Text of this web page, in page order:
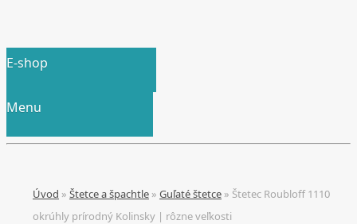
E-shop
Menu
Úvod » Štetce a špachtle » Guľaté štetce » Štetec Roubloff 1110
okrúhly prírodný Kolinsky | rôzne veľkosti